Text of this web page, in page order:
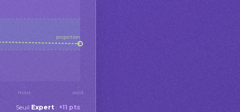
projection
mars août
Seuil Expert : +11 pts